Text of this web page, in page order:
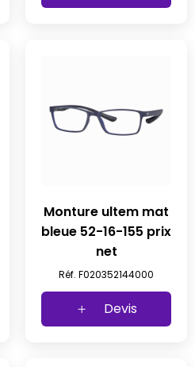
Monture ultem mat
bleue 52-16-155 prix
net
Réf. F020352144000
Devis